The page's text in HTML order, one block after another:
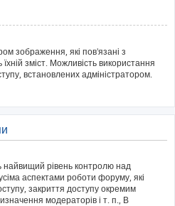
зображення, які пов'язані з
зміст. Можливість використання
встановлених адміністратором.
найвищий рівень контролю над
аспектами роботи форуму, які
закриття доступу окремим
модераторів і т. п., В